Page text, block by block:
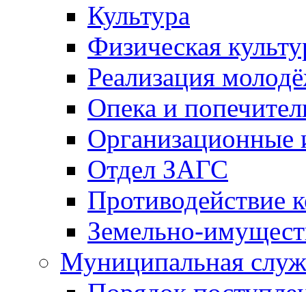
Культура
Физическая
Реализация
Опека и
Отдел ЗАГС
Противодействие
Земельно-
Муниципальная